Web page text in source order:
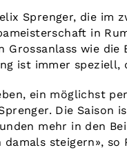
Sprenger, die im
in
Grossanlass wie
ist immer speziell,
ein möglichst
Die Saison
mehr in den
damals steigern»,